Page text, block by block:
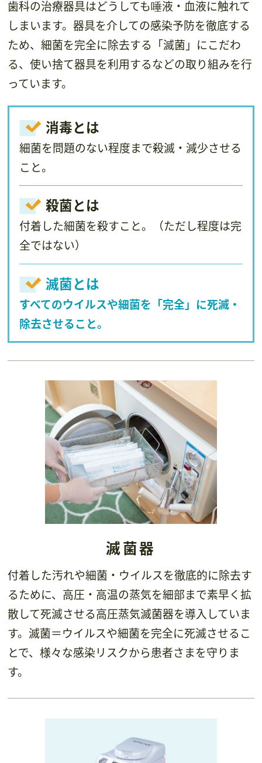
歯科の治療器具はどうしても唾液・血液に触れて
しまいます。器具を介しての感染予防を徹底する
ため、細菌を完全に除去する「滅菌」にこだわ
る、使い捨て器具を利用するなどの取り組みを行
っています。
消毒とは
細菌を問題のない程度まで殺滅・減少させる
こと。
殺菌とは
付着した細菌を殺すこと。（ただし程度は完
全ではない）
滅菌とは
すべてのウイルスや細菌を「完全」に死滅・
除去させること。
滅菌器
付着した汚れや細菌・ウイルスを徹底的に除去す
るために、高圧・高温の蒸気を細部まで素早く拡
散して死滅させる高圧蒸気滅菌器を導入していま
す。滅菌＝ウイルスや細菌を完全に死滅させるこ
とで、様々な感染リスクから患者さまを守りま
す。